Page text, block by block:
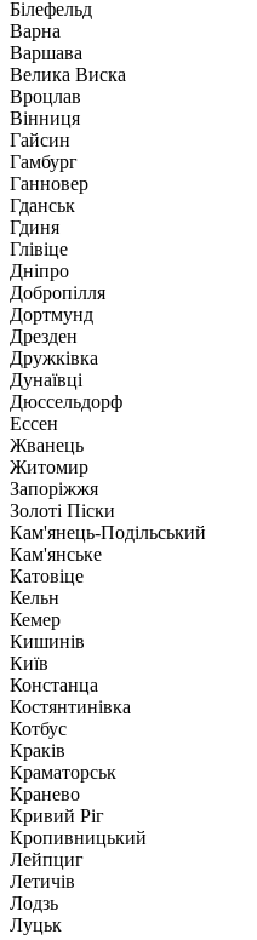
Білефельд
Варна
Варшава
Велика Виска
Вроцлав
Вінниця
Гайсин
Гамбург
Ганновер
Гданськ
Гдиня
Глівіце
Дніпро
Добропілля
Дортмунд
Дрезден
Дружківка
Дунаївці
Дюссельдорф
Ессен
Жванець
Житомир
Запоріжжя
Золоті Піски
Кам'янець-Подільський
Кам'янське
Катовіце
Кельн
Кемер
Кишинів
Київ
Констанца
Костянтинівка
Котбус
Краків
Краматорськ
Кранево
Кривий Ріг
Кропивницький
Лейпциг
Летичів
Лодзь
Луцьк